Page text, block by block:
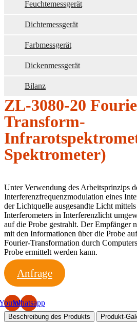
Feuchtemessgerät
Dichtemessgerät
Farbmessgerät
Dickenmessgerät
Bilanz
ZL-3080-20
Transform-
Spektrometer)
Unter Verwendung des Arbeitsprinzips
Interferenzfrequenzmodulation eines
der Lichtquelle ausgesandte Licht
Interferometers in Interferenzlicht
auf die Probe gestrahlt. Der Empfänger
mit den Informationen über die Probe
Fourier-Transformation durch
Probe ermittelt werden kann.
Anfrage
Whatsapp
Beschreibung des Produkts Produkt-